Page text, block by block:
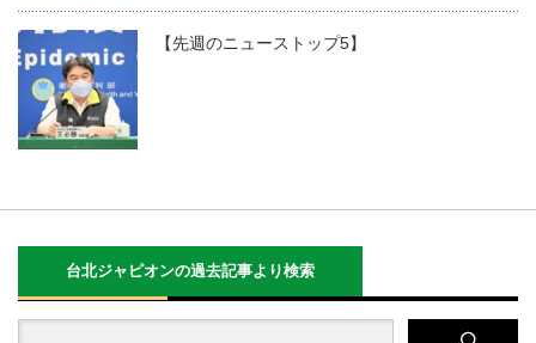
【先週のニューストップ5】
台北ジャピオンの過去記事より検索